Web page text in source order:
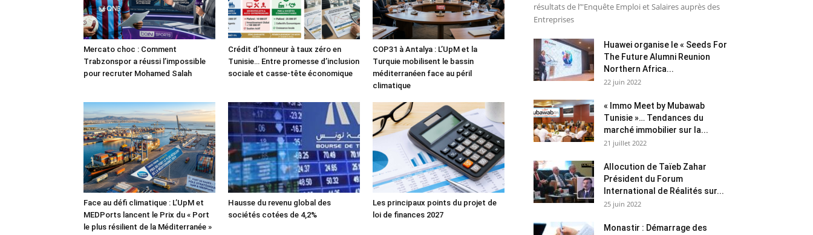
Mercato choc : Comment
Trabzonspor a réussi l’impossible
pour recruter Mohamed Salah
Crédit d’honneur à taux zéro en
Tunisie… Entre promesse d’inclusion
sociale et casse-tête économique
COP31 à Antalya : L’UpM et la
Turquie mobilisent le bassin
méditerranéen face au péril
climatique
Face au défi climatique : L’UpM et
MEDPorts lancent le Prix du « Port
le plus résilient de la Méditerranée »
Hausse du revenu global des
sociétés cotées de 4,2%
Les principaux points du projet de
loi de finances 2027
résultats de l’"Enquête Emploi et Salaires auprès des
Entreprises
Huawei organise le « Seeds For
The Future Alumni Reunion
Northern Africa...
22 juin 2022
« Immo Meet by Mubawab
Tunisie »… Tendances du
marché immobilier sur la...
21 juillet 2022
Allocution de Taïeb Zahar
Président du Forum
International de Réalités sur...
25 juin 2022
Monastir : Démarrage des